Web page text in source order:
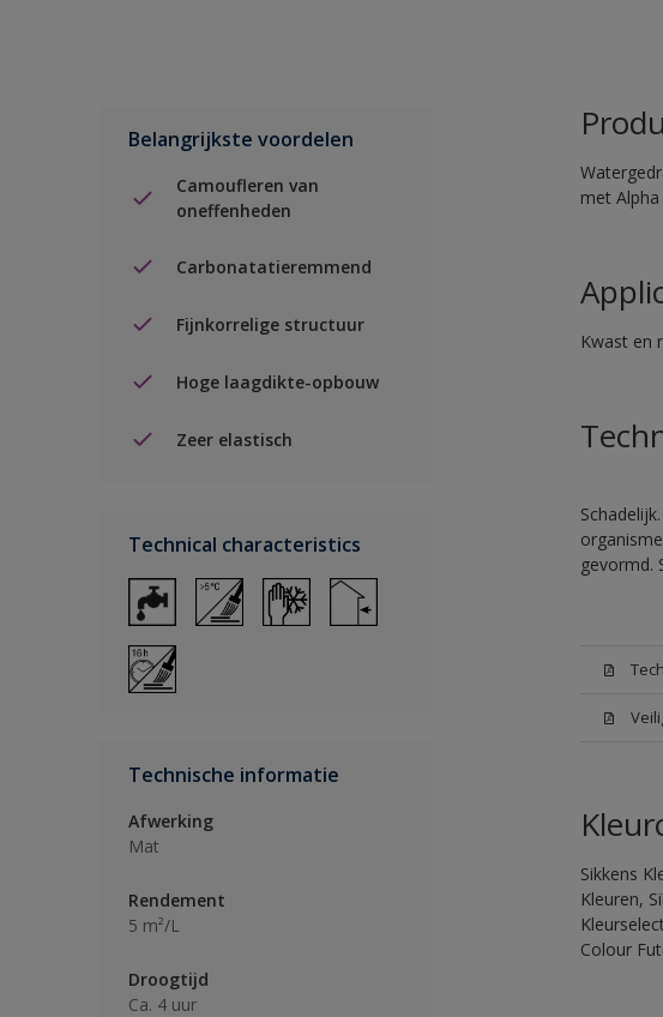
Belangrijkste voordelen
Camoufleren van
oneffenheden
Carbonatatieremmend
Fijnkorrelige structuur
Hoge laagdikte-opbouw
Zeer elastisch
Technical characteristics
Technische informatie
Afwerking
Mat
Rendement
5 m²/L
Droogtijd
Ca. 4 uur
met
Kwast en
gevormd.
Sikkens
Kleuren,
Colour